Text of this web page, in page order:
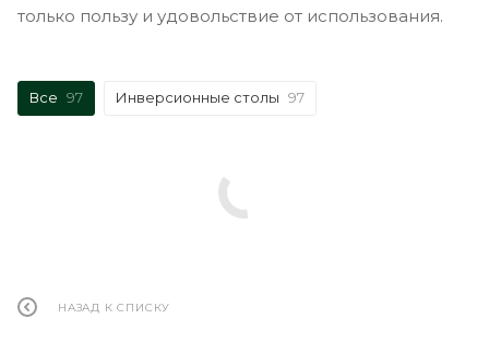
только пользу и удовольствие от использования.
Все 97 Инверсионные столы 97
НАЗАД К СПИСКУ